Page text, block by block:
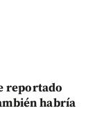
reportado
habría